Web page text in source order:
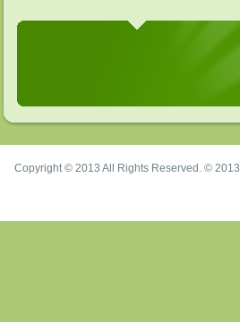
Copyright © 2013 All Rights Reserved. © 2013